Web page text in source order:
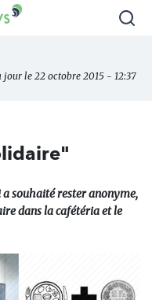
le 22 octobre 2015 - 12:37
souhaité rester anonyme,
dans la cafétéria et le